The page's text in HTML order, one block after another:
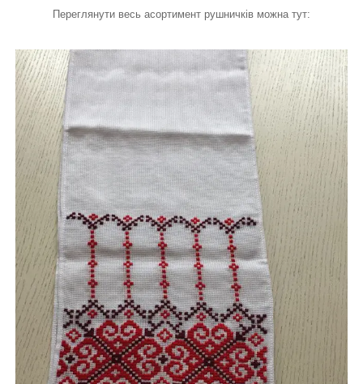
Переглянути весь асортимент рушничків можна тут: